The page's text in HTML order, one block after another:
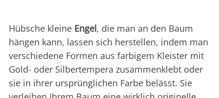
Hübsche kleine Engel, die man an den Baum
hängen kann, lassen sich herstellen, indem man
verschiedene Formen aus farbigem Kleister mit
Gold- oder Silbertempera zusammenklebt oder
sie in ihrer ursprünglichen Farbe belässt. Sie